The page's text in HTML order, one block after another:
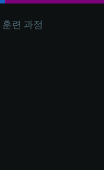
훈련 과정